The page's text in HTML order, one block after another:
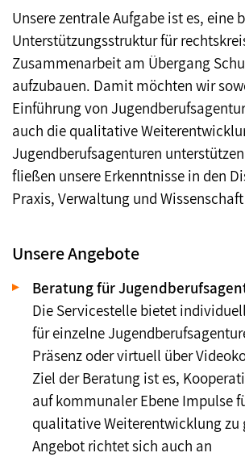
Unsere zentrale Aufgabe ist es, eine
Unterstützungsstruktur für
Zusammenarbeit am Übergang
aufzubauen. Damit möchten wir
Einführung von
auch die qualitative
Jugendberufsagenturen
fließen unsere Erkenntnisse in den
Praxis, Verwaltung und
Unsere Angebote
Beratung für
Die Servicestelle bietet
für einzelne
Präsenz oder virtuell über
Ziel der Beratung ist es,
auf kommunaler Ebene Impulse
qualitative Weiterentwicklung zu
Angebot richtet sich auch an